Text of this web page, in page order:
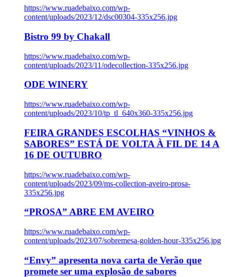
https://www.ruadebaixo.com/wp-
content/uploads/2023/12/dsc00304-335x256.jpg
Bistro 99 by Chakall
https://www.ruadebaixo.com/wp-
content/uploads/2023/11/odecollection-335x256.jpg
ODE WINERY
https://www.ruadebaixo.com/wp-
content/uploads/2023/10/tp_tl_640x360-335x256.jpg
FEIRA GRANDES ESCOLHAS “VINHOS &
SABORES” ESTÁ DE VOLTA À FIL DE 14 A
16 DE OUTUBRO
https://www.ruadebaixo.com/wp-
content/uploads/2023/09/ms-collection-aveiro-prosa-
335x256.jpg
“PROSA” ABRE EM AVEIRO
https://www.ruadebaixo.com/wp-
content/uploads/2023/07/sobremesa-golden-hour-335x256.jpg
“Envy” apresenta nova carta de Verão que
promete ser uma explosão de sabores